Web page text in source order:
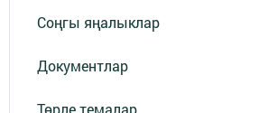
Соңгы яңалыклар
Документлар
Төрле темалар